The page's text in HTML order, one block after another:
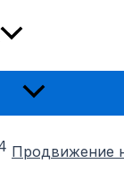
Переключатель
Продвижение